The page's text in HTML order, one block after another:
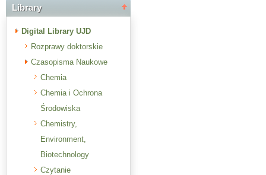
Library
Digital Library UJD
Rozprawy doktorskie
Czasopisma Naukowe
Chemia
Chemia i Ochrona
Środowiska
Chemistry,
Environment,
Biotechnology
Czytanie